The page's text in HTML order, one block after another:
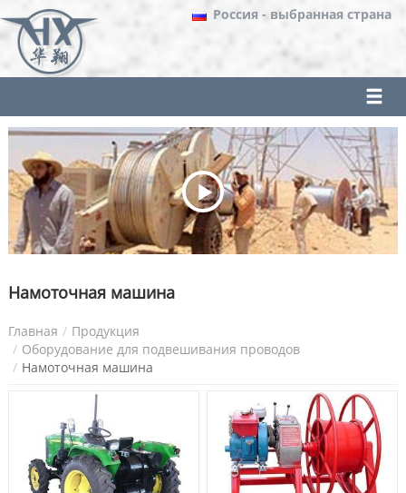
Россия - выбранная страна
Намоточная машина
Главная
Продукция
Оборудование для подвешивания проводов
Намоточная машина